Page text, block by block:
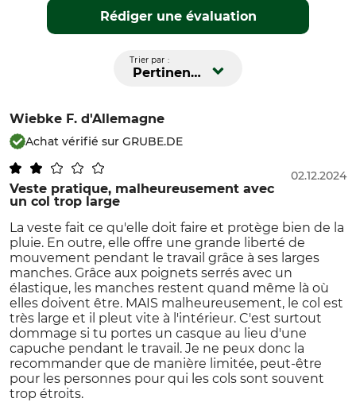
Rédiger une évaluation
Trier par :
Pertinence
Wiebke F. d'Allemagne
Achat vérifié sur GRUBE.DE
Veste pratique, malheureusement avec
un col trop large
02.12.2024
La veste fait ce qu'elle doit faire et protège bien de la
pluie. En outre, elle offre une grande liberté de
mouvement pendant le travail grâce à ses larges
manches. Grâce aux poignets serrés avec un
élastique, les manches restent quand même là où
elles doivent être. MAIS malheureusement, le col est
très large et il pleut vite à l'intérieur. C'est surtout
dommage si tu portes un casque au lieu d'une
capuche pendant le travail. Je ne peux donc la
recommander que de manière limitée, peut-être
pour les personnes pour qui les cols sont souvent
trop étroits.